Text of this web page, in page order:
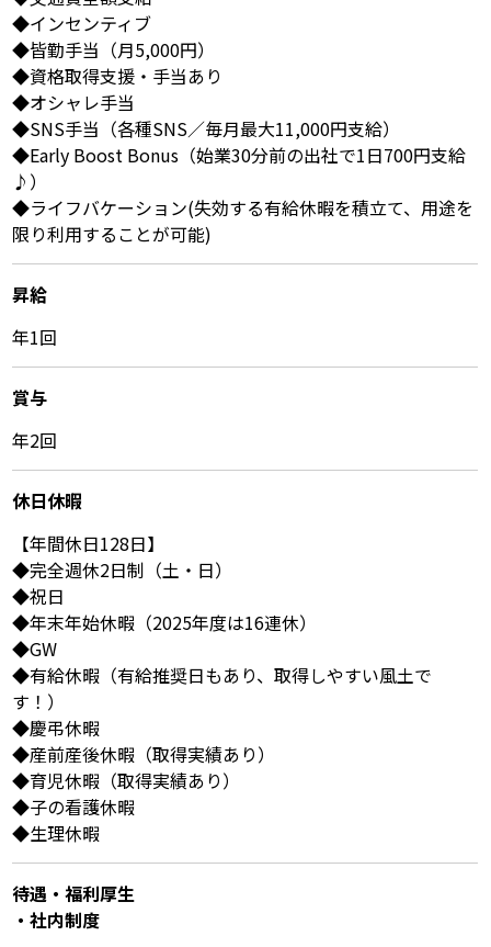
◆インセンティブ
◆皆勤手当（月5,000円）
◆資格取得支援・手当あり
◆オシャレ手当
◆SNS手当（各種SNS／毎月最大11,000円支給）
◆Early Boost Bonus（始業30分前の出社で1日700円支給
♪）
◆ライフバケーション(失効する有給休暇を積立て、用途を
限り利用することが可能)
昇給
年1回
賞与
年2回
休⽇休暇
【年間休日128日】
◆完全週休2日制（土・日）
◆祝日
◆年末年始休暇（2025年度は16連休）
◆GW
◆有給休暇（有給推奨日もあり、取得しやすい風土で
す！）
◆慶弔休暇
◆産前産後休暇（取得実績あり）
◆育児休暇（取得実績あり）
◆子の看護休暇
◆生理休暇
待遇・福利厚⽣
・社内制度